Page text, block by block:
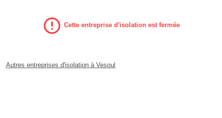
Cette entreprise d'isolation est fermée
Autres entreprises d'isolation à Vesoul